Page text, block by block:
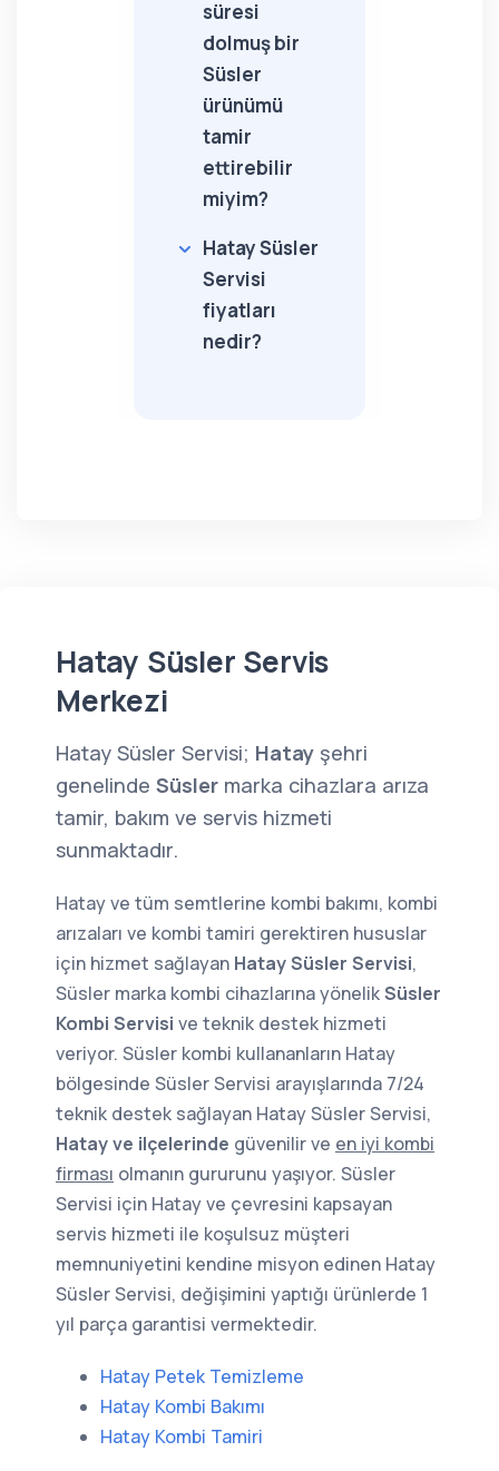
süresi
dolmuş bir
Süsler
ürünümü
tamir
ettirebilir
miyim?
Hatay Süsler
Servisi
fiyatları
nedir?
Hatay Süsler Servis
Merkezi
Hatay Süsler Servisi; Hatay şehri
genelinde Süsler marka cihazlara arıza
tamir, bakım ve servis hizmeti
sunmaktadır.
Hatay ve tüm semtlerine kombi bakımı, kombi
arızaları ve kombi tamiri gerektiren hususlar
için hizmet sağlayan Hatay Süsler Servisi,
Süsler marka kombi cihazlarına yönelikSüsler
Kombi Servisi ve teknik destek hizmeti
veriyor. Süsler kombi kullananların Hatay
bölgesinde Süsler Servisi arayışlarında 7/24
teknik destek sağlayan Hatay Süsler Servisi,
Hatay ve ilçelerinde güvenilir ve en iyi kombi
firması olmanın gururunu yaşıyor. Süsler
Servisi için Hatay ve çevresini kapsayan
servis hizmeti ile koşulsuz müşteri
memnuniyetini kendine misyon edinen Hatay
Süsler Servisi, değişimini yaptığı ürünlerde 1
yıl parça garantisi vermektedir.
Hatay Petek Temizleme
Hatay Kombi Bakımı
Hatay Kombi Tamiri